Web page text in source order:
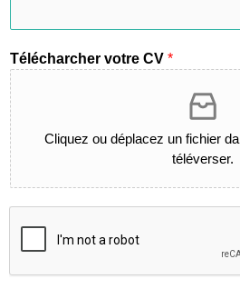
Télécharcher votre CV *
Cliquez ou déplacez un fichier
téléverser.